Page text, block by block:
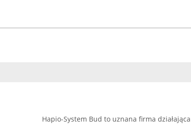
Hapio-System Bud to uznana firma